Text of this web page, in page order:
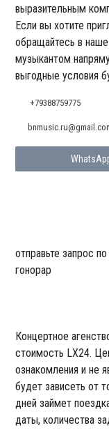
выразительным
Если вы хотите
обращайтесь в
музыкантом
выгодные условия
+79388759775
отправьте запрос
гонорар
Концертное
стоимость LX24.
ознакомления и не
будет зависеть от
дней займет
даты, количества